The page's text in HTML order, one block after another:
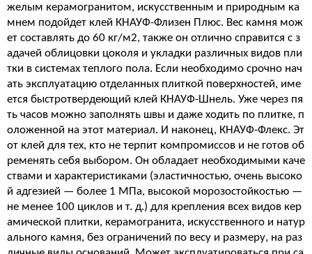
желым керамогранитом, искусственным и природным ка
мнем подойдет клей КНАУФ-Флизен Плюс. Вес камня мож
ет составлять до 60 кг/м2, также он отлично справится с з
адачей облицовки цоколя и укладки различных видов пли
тки в системах теплого пола. Если необходимо срочно нач
ать эксплуатацию отделанных плиткой поверхностей, име
ется быстротвердеющий клей КНАУФ-Шнель. Уже через пя
ть часов можно заполнять швы и даже ходить по плитке, п
оложенной на этот материал. И наконец, КНАУФ-Флекс. Эт
от клей для тех, кто не терпит компромиссов и не готов об
ременять себя выбором. Он обладает необходимыми каче
ствами и характеристиками (эластичностью, очень высоко
й адгезией — более 1 МПа, высокой морозостойкостью —
не менее 100 циклов и т. д.) для крепления всех видов кер
амической плитки, керамогранита, искусственного и натур
ального камня, без ограничений по весу и размеру, на раз